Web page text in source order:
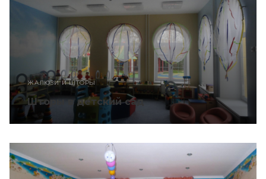
ЖАЛЮЗИ И ШТОРЫ
Шторы в детский сад